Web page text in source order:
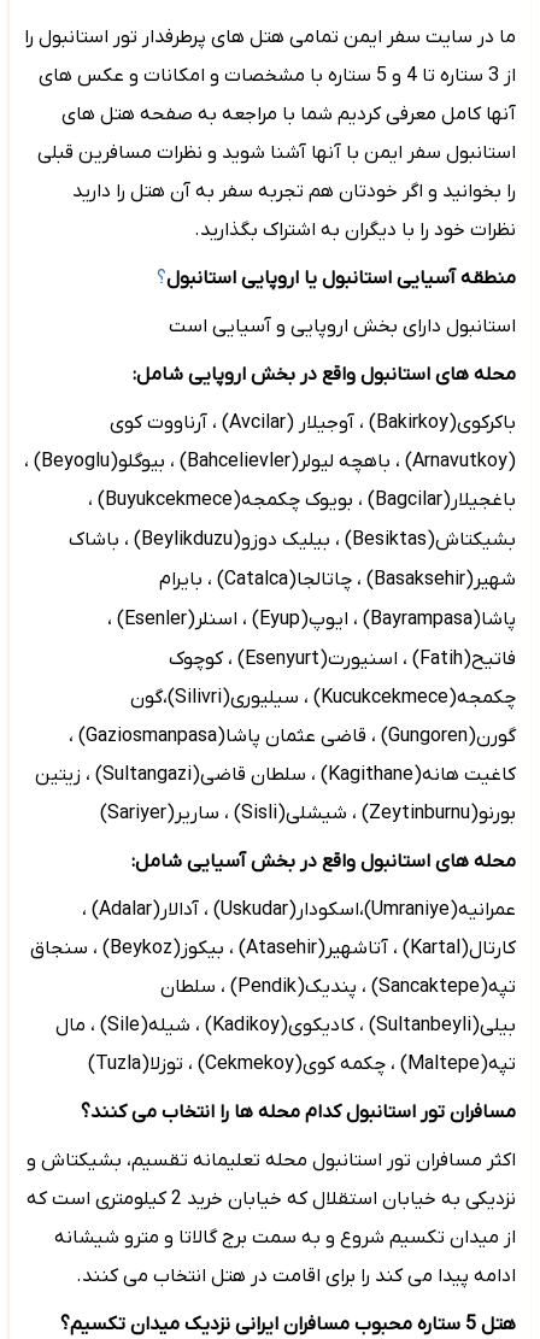
ما در سایت سفر ایمن تمامی هتل های پرطرفدار تور استانبول را
از 3 ستاره تا 4 و 5 ستاره با مشخصات و امکانات و عکس های
آنها کامل معرفی کردیم شما با مراجعه به صفحه هتل های
استانبول سفر ایمن با آنها آشنا شوید و نظرات مسافرین قبلی
را بخوانید و اگر خودتان هم تجربه سفر به آن هتل را دارید
نظرات خود را با دیگران به اشتراک بگذارید.
منطقه آسیایی استانبول یا اروپایی استانبول ؟
استانبول دارای بخش اروپایی و آسیایی است
محله های استانبول واقع در بخش اروپایی شامل:
باکرکوی(Bakirkoy) ، آوجیلار ( Avcilar) ، آرناووت کوی
Arnavutkoy) ، باهچه لیولر(Bahcelievler) ، بیوگلو(Beyoglu) ،
باغجیلار(Bagcilar) ، بویوک چکمجه(Buyukcekmece) ،
بشیکتاش(Besiktas
) ، بیلیک دوزو(Beylikduzu
) ، باشاک
شهیر(Basaksehir
) ، چاتالجا(Catalca
) ، بایرام
پاشا(Bayrampasa
) ، ایوپ(Eyup) ، اسنلر(Esenler
) ،
فاتیح(Fatih) ، اسنیورت(Esenyurt) ، کوچوک
چکمجه(Kucukcekmece) ، سیلیوری(Silivri)،گون
گورن(Gungoren) ، قاضی عثمان پاشا(Gaziosmanpasa) ،
کاغیت هانه(Kagithane) ، سلطان قاضی(Sultangazi) ، زیتین
بورنو(Zeytinburnu) ، شیشلی(Sisli) ، ساریر(Sariyer
)
محله های استانبول واقع در بخش آسیایی شامل:
عمرانیه(Umraniye)،اسکودار(Uskudar) ، آدالار(Adalar) ،
کارتال(Kartal) ، آتاشهیر(Atasehir) ، بیکوز(Beykoz) ، سنجاق
تپه(Sancaktepe) ، پندیک(Pendik) ، سلطان
بیلی(Sultanbeyli) ، کادیکوی(Kadikoy) ، شیله(Sile) ، مال
تپه(Maltepe) ، چکمه کوی(Cekmekoy) ، توزلا(Tuzla
)
مسافران تور استانبول کدام محله ها را انتخاب می کنند؟
اکثر مسافران تور استانبول محله تعلیمانه تقسیم، بشیکتاش و
نزدیکی به خیابان استقلال که خیابان خرید 2 کیلومتری است که
از میدان تکسیم شروع و به سمت برج گالاتا و مترو شیشانه
ادامه پیدا می کند را برای اقامت در هتل انتخاب می کنند.
هتل 5 ستاره محبوب مسافران ایرانی نزدیک میدان تکسیم؟